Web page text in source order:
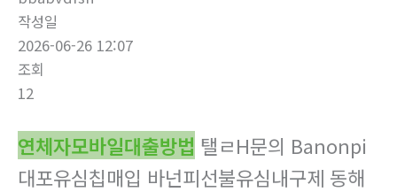
작성일
2026-06-26 12:07
조회
12
연체자모바일대출방법 탤ㄹH문의 Banonpi
대포유심칩매입 바넌피선불유심내구제 동해